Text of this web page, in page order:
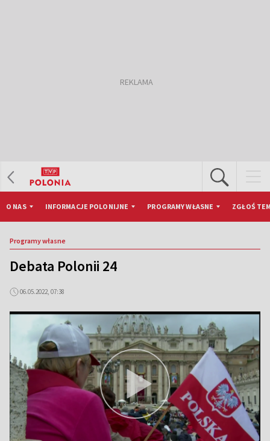
O NAS INFORMACJE POLONIJNE PROGRAMY WŁASNE ZGŁOŚ
Programy własne
Debata Polonii 24
06.05.2022, 07:38